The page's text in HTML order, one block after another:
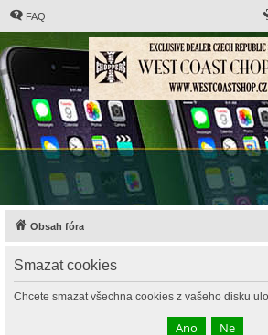
FAQ
Obsah fóra
Smazat cookies
Chcete smazat všechna cookies z vašeho disku